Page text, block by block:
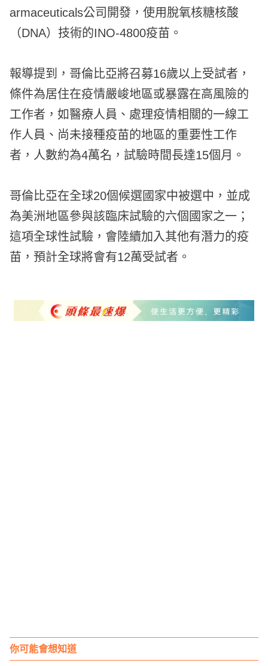
armaceuticals公司開發，使用脫氧核糖核酸
（DNA）技術的INO-4800疫苗。
報導提到，哥倫比亞將召募16歲以上受試者，
條件為居住在疫情嚴峻地區或暴露在高風險的
工作者，如醫療人員、處理疫情相關的一線工
作人員、尚未接種疫苗的地區的重要性工作
者，人數約為4萬名，試驗時間長達15個月。
哥倫比亞在全球20個候選國家中被選中，並成
為美洲地區參與該臨床試驗的六個國家之一；
這項全球性試驗，會陸續加入其他有潛力的疫
苗，預計全球將會有12萬受試者。
你可能會想知道